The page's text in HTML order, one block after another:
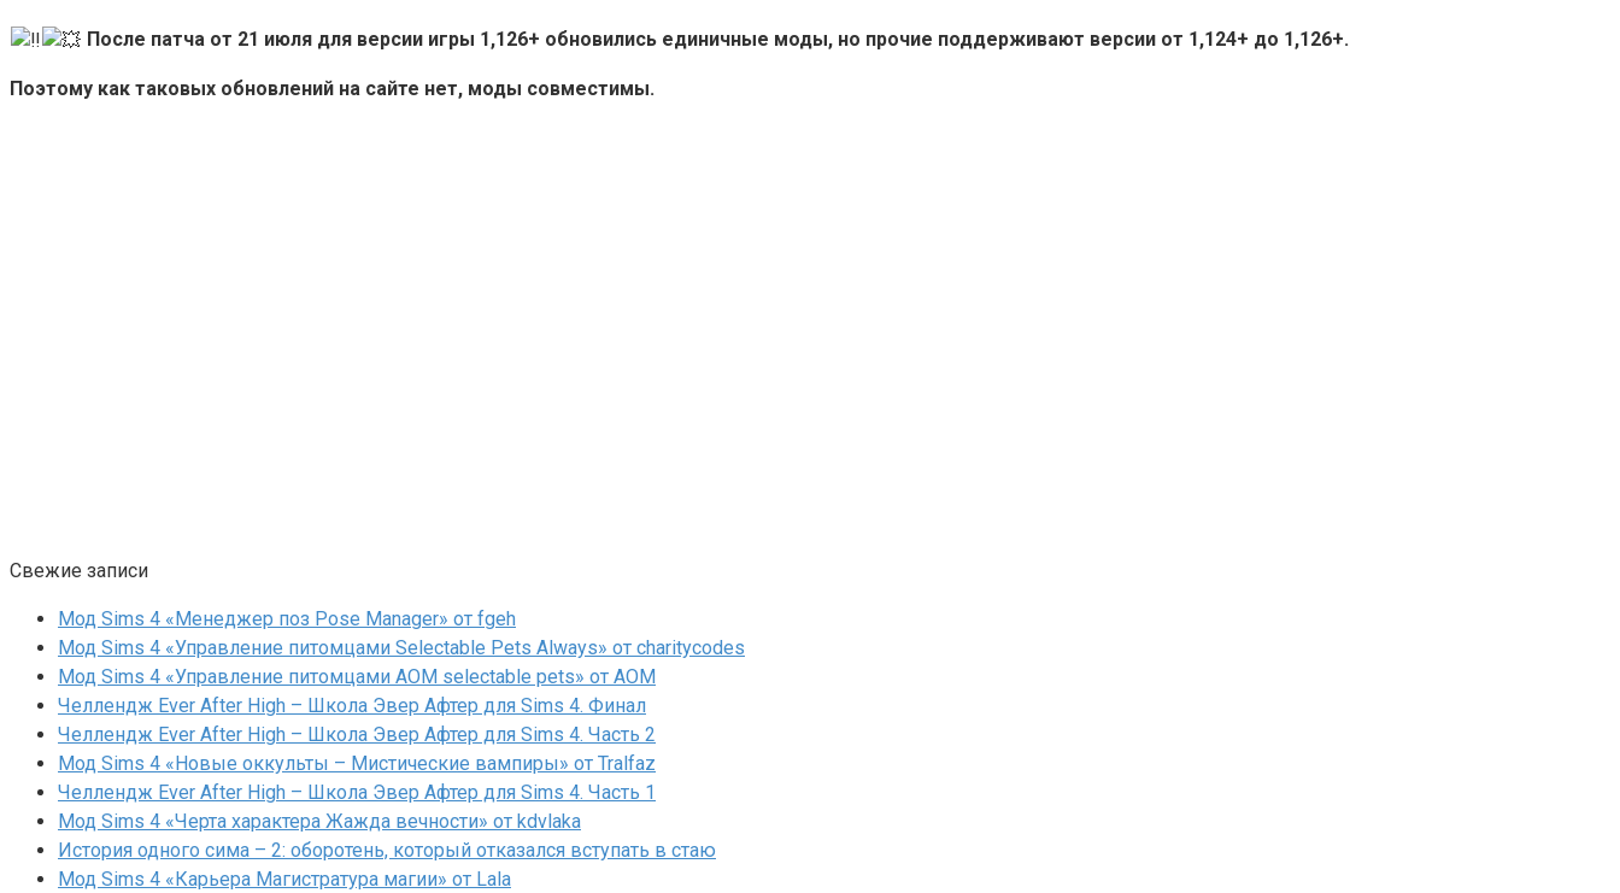
После патча от 21 июля для версии игры 1,126+ обновились единичные моды, но прочие поддерживают версии от 1,124+ до 1,126+.
Поэтому как таковых обновлений на сайте нет, моды совместимы.
Свежие записи
Мод Sims 4 «Менеджер поз Pose Manager» от fgeh
Мод Sims 4 «Управление питомцами Selectable Pets Always» от charitycodes
Мод Sims 4 «Управление питомцами AOM selectable pets» от AOM
Челлендж Ever After High – Школа Эвер Афтер для Sims 4. Финал
Челлендж Ever After High – Школа Эвер Афтер для Sims 4. Часть 2
Мод Sims 4 «Новые оккульты – Мистические вампиры» от Tralfaz
Челлендж Ever After High – Школа Эвер Афтер для Sims 4. Часть 1
Мод Sims 4 «Черта характера Жажда вечности» от kdvlaka
История одного сима – 2: оборотень, который отказался вступать в стаю
Мод Sims 4 «Карьера Магистратура магии» от Lala